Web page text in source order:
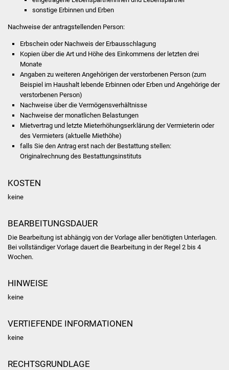
Veranstaltungen
Stadtfest
Ostermarkt
Einrichtungen
Stadtbücherei
Stadtarchiv
Vereine und Parteien
sonstige Erbinnen und Erben
Nachweise der antragstellenden Person:
Erbschein oder Nachweis der Erbausschlagung
Kopien über die Art und Höhe des Einkommens der letzten drei
Monate
Angaben zu weiteren Angehörigen der verstorbenen Person (zum
Beispiel im Haushalt lebende Erbinnen oder Erben und Angehörige der
verstorbenen Person)
Nachweise über die Vermögensverhältnisse
Nachweise der monatlichen Belastungen
Mietvertrag und letzte Mieterhöhungserklärung der Vermieterin oder
des Vermieters (aktuelle Miethöhe)
falls Sie den Antrag erst nach der Bestattung stellen:
Originalrechnung des Bestattungsinstituts
KOSTEN
keine
BEARBEITUNGSDAUER
Die Bearbeitung ist abhängig von der Vorlage aller benötigten Unterlagen.
Bei vollständiger Vorlage dauert die Bearbeitung in der Regel 2 bis 4
Wochen.
HINWEISE
keine
VERTIEFENDE INFORMATIONEN
keine
RECHTSGRUNDLAGE